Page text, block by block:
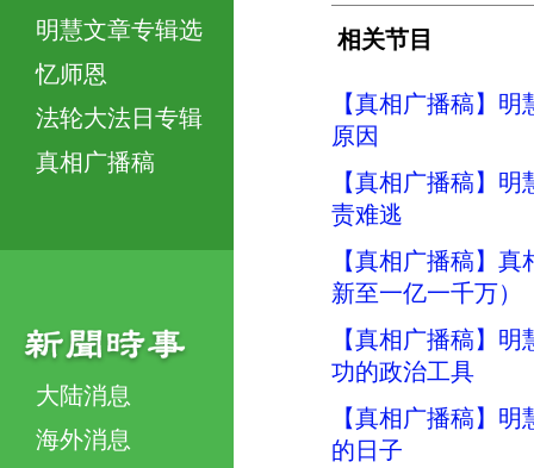
明慧文章专辑选
忆师恩
法轮大法日专辑
真相广播稿
大陆消息
海外消息
相关节目
【真相广播稿】
原因
【真相广播稿】
责难逃
【真相广播稿】
新至一亿一千万）
【真相广播稿】
功的政治工具
【真相广播稿】
的日子